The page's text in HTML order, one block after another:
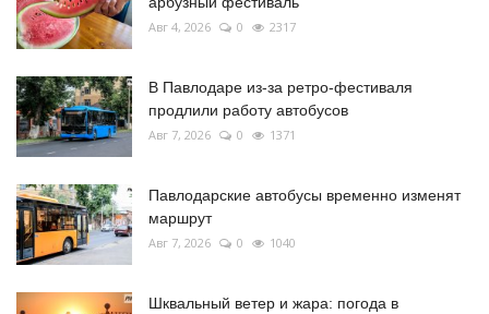
Авг 4, 2026 0 2317
В Павлодаре из-за ретро-фестиваля
продлили работу автобусов
Авг 7, 2026 0 1371
Павлодарские автобусы временно изменят
маршрут
Авг 7, 2026 0 1040
Шквальный ветер и жара: погода в